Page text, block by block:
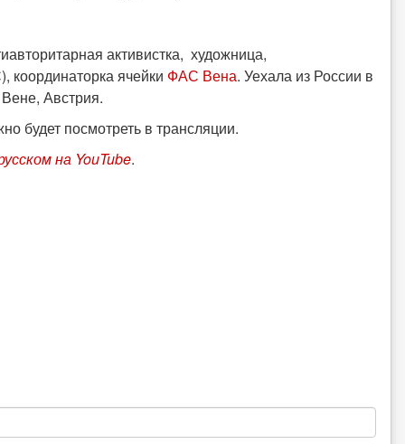
активистка, художница,
координаторка ячейки ФАС Вена. Уехала из России в
Австрия.
будет посмотреть в трансляции.
на YouTube.